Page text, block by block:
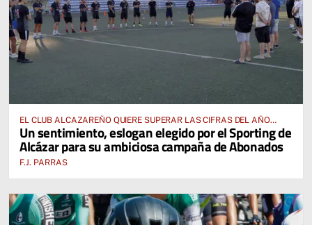
EL CLUB ALCAZAREÑO QUIERE SUPERAR LAS CIFRAS DEL AÑO
PASADO E INCLUSO DUPLICARLAS
Un sentimiento, eslogan elegido por el Sporting de
Alcázar para su ambiciosa campaña de Abonados
F.J. PARRAS